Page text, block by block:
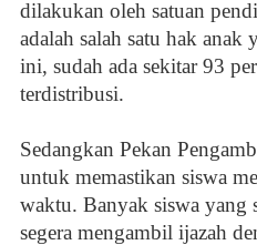
dilakukan oleh satuan
adalah salah satu hak anak
ini, sudah ada sekitar 93
terdistribusi.
Sedangkan Pekan
untuk memastikan siswa
waktu. Banyak siswa yang
segera mengambil ijazah